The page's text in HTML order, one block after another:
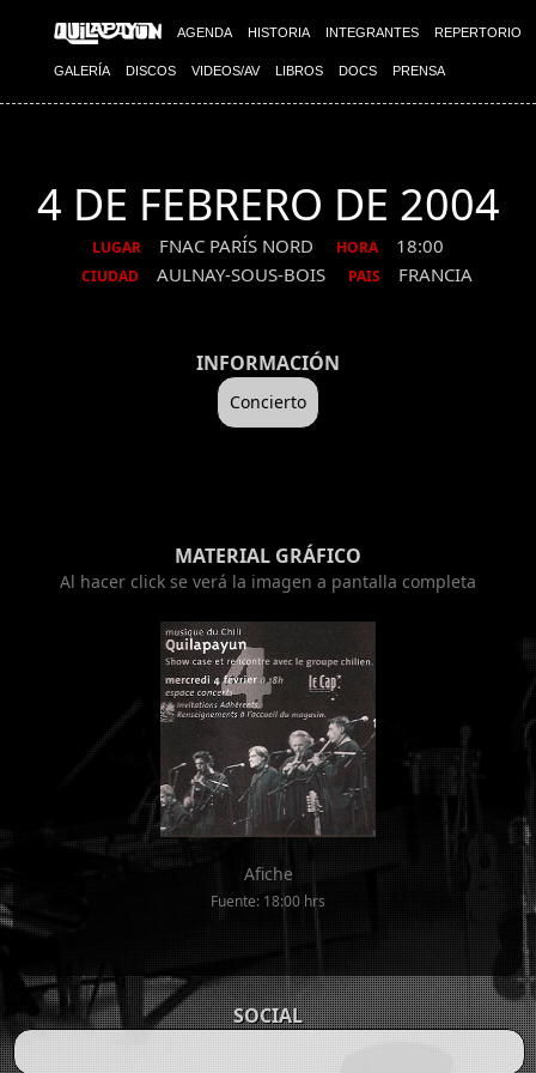
AGENDA HISTORIA INTEGRANTES REPERTORIO
GALERÍA DISCOS VIDEOS/AV LIBROS DOCS PRENSA
4 DE FEBRERO DE 2004
LUGAR FNAC PARÍS NORD HORA 18:00
CIUDAD AULNAY-SOUS-BOIS PAIS FRANCIA
INFORMACIÓN
Concierto
MATERIAL GRÁFICO
Al hacer click se verá la imagen a pantalla completa
Afiche
Fuente: 18:00 hrs
SOCIAL